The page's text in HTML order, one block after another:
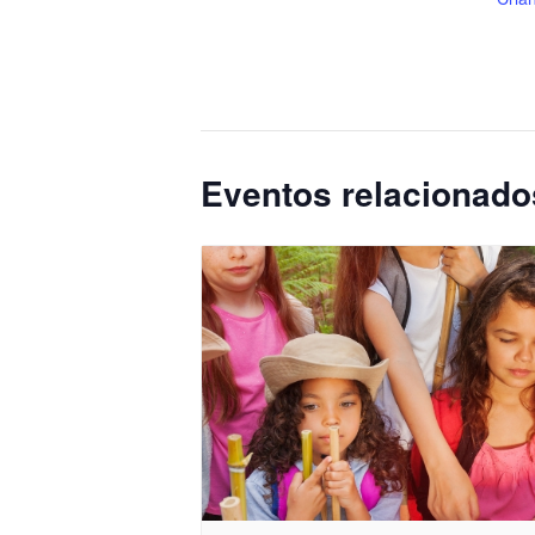
Eventos